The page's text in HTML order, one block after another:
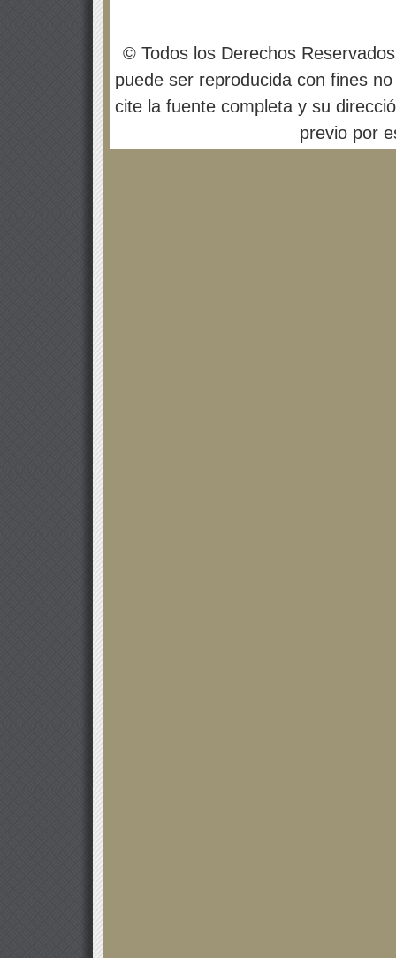
© Todos los Derechos
puede ser reproducida con fines
cite la fuente completa y su
previo por